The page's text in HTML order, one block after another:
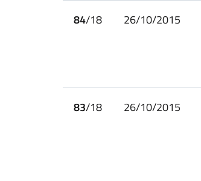
84/18 26/10/2015
83/18 26/10/2015